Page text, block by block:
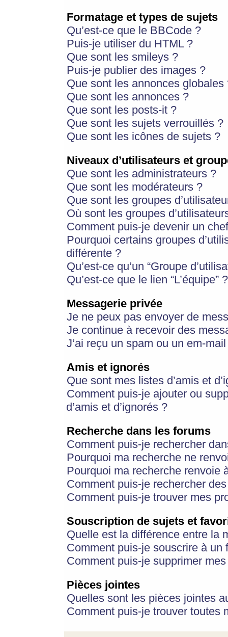
Formatage et types de sujets
Qu’est-ce que le BBCode ?
Puis-je utiliser du HTML ?
Que sont les smileys ?
Puis-je publier des images ?
Que sont les annonces globales
Que sont les annonces ?
Que sont les posts-it ?
Que sont les sujets verrouillés ?
Que sont les icônes de sujets ?
Niveaux d’utilisateurs et
Que sont les administrateurs ?
Que sont les modérateurs ?
Que sont les groupes
Où sont les groupes
Comment puis-je devenir un
Pourquoi certains groupes
différente ?
Qu’est-ce qu’un “Groupe
Qu’est-ce que le lien “L’équipe” ?
Messagerie privée
Je ne peux pas envoyer de
Je continue à recevoir des
J’ai reçu un spam ou un em-
Amis et ignorés
Que sont mes listes d’amis et
Comment puis-je ajouter ou
d’amis et d’ignorés ?
Recherche dans les forums
Comment puis-je rechercher
Pourquoi ma recherche ne
Pourquoi ma recherche renvoie
Comment puis-je rechercher
Comment puis-je trouver mes
Souscription de sujets et
Quelle est la différence entre la
Comment puis-je souscrire à
Comment puis-je supprimer
Pièces jointes
Quelles sont les pièces jointes
Comment puis-je trouver toutes